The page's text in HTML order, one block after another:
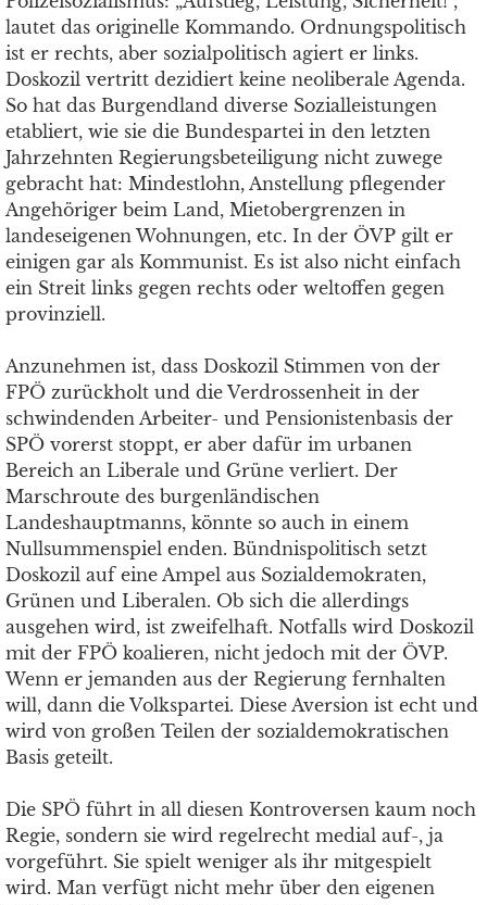
lautet das originelle Kommando. Ordnungspolitisch
ist er rechts, aber sozialpolitisch agiert er links.
Doskozil vertritt dezidiert keine neoliberale Agenda.
So hat das Burgendland diverse Sozialleistungen
etabliert, wie sie die Bundespartei in den letzten
Jahrzehnten Regierungsbeteiligung nicht zuwege
gebracht hat: Mindestlohn, Anstellung pflegender
Angehöriger beim Land, Mietobergrenzen in
landeseigenen Wohnungen, etc. In der ÖVP gilt er
einigen gar als Kommunist. Es ist also nicht einfach
ein Streit links gegen rechts oder weltoffen gegen
provinziell.
Anzunehmen ist, dass Doskozil Stimmen von der
FPÖ zurückholt und die Verdrossenheit in der
schwindenden Arbeiter- und Pensionistenbasis der
SPÖ vorerst stoppt, er aber dafür im urbanen
Bereich an Liberale und Grüne verliert. Der
Marschroute des burgenländischen
Landeshauptmanns, könnte so auch in einem
Nullsummenspiel enden. Bündnispolitisch setzt
Doskozil auf eine Ampel aus Sozialdemokraten,
Grünen und Liberalen. Ob sich die allerdings
ausgehen wird, ist zweifelhaft. Notfalls wird Doskozil
mit der FPÖ koalieren, nicht jedoch mit der ÖVP.
Wenn er jemanden aus der Regierung fernhalten
will, dann die Volkspartei. Diese Aversion ist echt und
wird von großen Teilen der sozialdemokratischen
Basis geteilt.
Die SPÖ führt in all diesen Kontroversen kaum noch
Regie, sondern sie wird regelrecht medial auf-, ja
vorgeführt. Sie spielt weniger als ihr mitgespielt
wird. Man verfügt nicht mehr über den eigenen